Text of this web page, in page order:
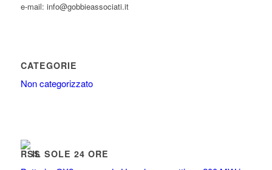
e-mail: info@gobbieassociati.it
CATEGORIE
Non categorizzato
IL SOLE 24 ORE